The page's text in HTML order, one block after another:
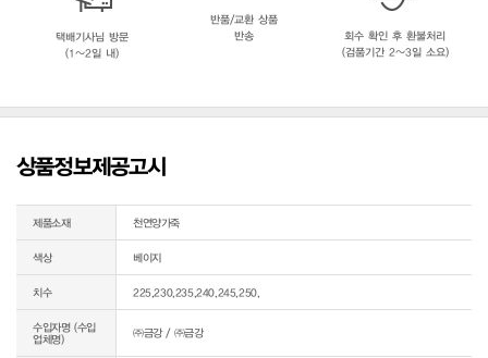
택배기사님 방문
(1~2일 내)
반품/교환 상품
반송
회수 확인 후 환불처리
(검품기간 2~3일 소요)
상품정보제공고시
제품소재 천연양가죽
색상 베이지
치수 225,230,235,240,245,250,
수입자명 (수입
업체명)
㈜금강 / ㈜금강